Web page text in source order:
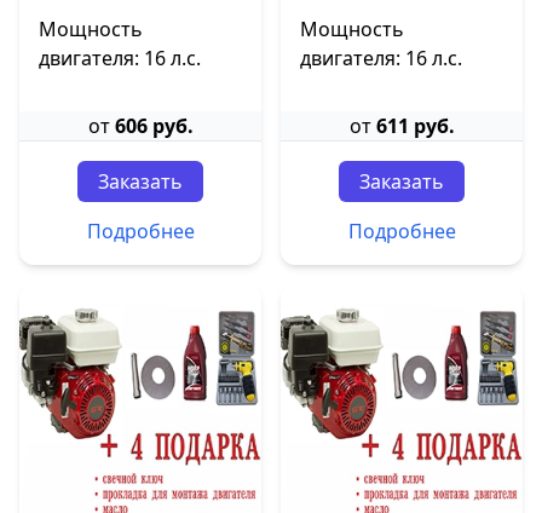
Мощность
двигателя: 16 л.с.
от606 руб.
Заказать
Подробнее
Мощность
двигателя: 16 л.с.
от611 руб.
Заказать
Подробнее